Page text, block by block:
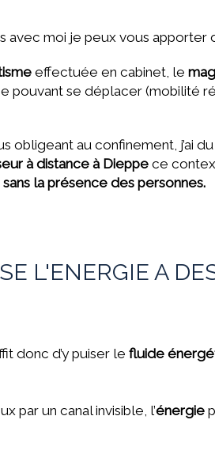
avec moi je peux vous apporter
effectuée en cabinet, le
pouvant se déplacer (mobilité
obligeant au confinement, j’ai
à distance à Dieppe ce
la présence des personnes.
L'ENERGIE A
donc d’y puiser le fluide
par un canal invisible, l’énergie